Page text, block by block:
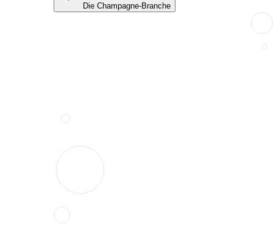
Die Champagne-Branche